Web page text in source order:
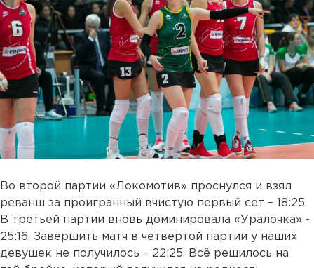
Во второй партии «Локомотив» проснулся и взял
реванш за проигранный вчистую первый сет – 18:25.
В третьей партии вновь доминировала «Уралочка» -
25:16. Завершить матч в четвертой партии у наших
девушек не получилось – 22:25. Всё решилось на